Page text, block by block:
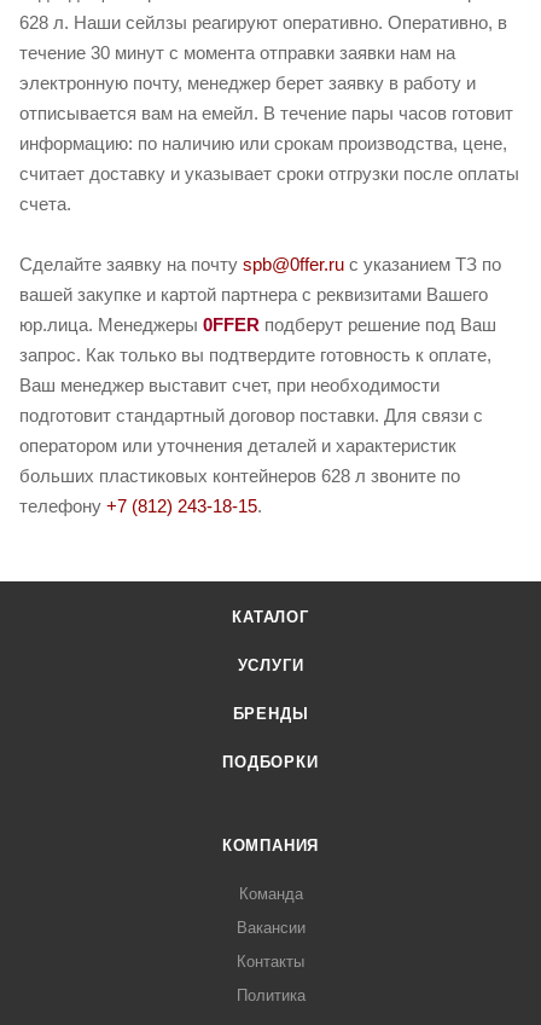
628 л. Наши сейлзы реагируют оперативно. Оперативно, в
течение 30 минут с момента отправки заявки нам на
электронную почту, менеджер берет заявку в работу и
отписывается вам на емейл. В течение пары часов готовит
информацию: по наличию или срокам производства, цене,
считает доставку и указывает сроки отгрузки после оплаты
счета.
Сделайте заявку на почту spb@0ffer.ru с указанием ТЗ по
вашей закупке и картой партнера с реквизитами Вашего
юр.лица. Менеджеры 0FFER подберут решение под Ваш
запрос. Как только вы подтвердите готовность к оплате,
Ваш менеджер выставит счет, при необходимости
подготовит стандартный договор поставки. Для связи с
оператором или уточнения деталей и характеристик
больших пластиковых контейнеров 628 л звоните по
телефону +7 (812) 243-18-15.
КАТАЛОГ
УСЛУГИ
БРЕНДЫ
ПОДБОРКИ
КОМПАНИЯ
Команда
Вакансии
Контакты
Политика